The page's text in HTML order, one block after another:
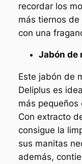
recordar los
más tiernos de
con una
Jabón de
Este jabón de
Deliplus es
más pequeños
Con extracto
consigue la
sus manitas
además,